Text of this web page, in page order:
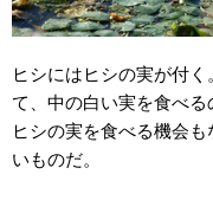
ヒシにはヒシの実が付
て、中の白い実を食べ
ヒシの実を食べる機会
いものだ。